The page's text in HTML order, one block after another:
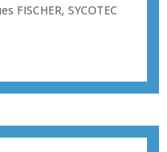
FISCHER, SYCOTEC